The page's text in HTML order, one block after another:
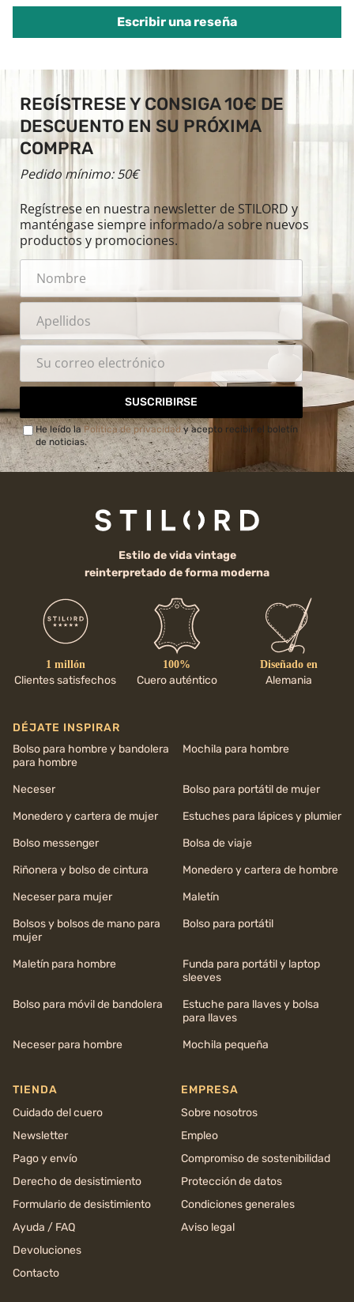
Escribir una reseña
REGÍSTRESE Y CONSIGA 10€ DE
DESCUENTO EN SU PRÓXIMA
COMPRA
Pedido mínimo: 50€
Regístrese en nuestra newsletter de STILORD y
manténgase siempre informado/a sobre nuevos
productos y promociones.
SUSCRIBIRSE
He leído laPolítica de privacidady acepto recibir el boletín
de noticias.
Estilo de vida vintage
reinterpretado de forma moderna
1 millón
Clientes satisfechos
100%
Cuero auténtico
Diseñado en
Alemania
DÉJATE INSPIRAR
Bolso para hombre y bandolera
para hombre
Mochila para hombre
Neceser
Bolso para portátil de mujer
Monedero y cartera de mujer
Estuches para lápices y plumier
Bolso messenger
Bolsa de viaje
Riñonera y bolso de cintura
Monedero y cartera de hombre
Neceser para mujer
Maletín
Bolsos y bolsos de mano para
mujer
Bolso para portátil
Maletín para hombre
Funda para portátil y laptop
sleeves
Bolso para móvil de bandolera
Estuche para llaves y bolsa
para llaves
Neceser para hombre
Mochila pequeña
TIENDA
Cuidado del cuero
Newsletter
Pago y envío
Derecho de desistimiento
Formulario de desistimiento
Ayuda / FAQ
Devoluciones
Contacto
EMPRESA
Sobre nosotros
Empleo
Compromiso de sostenibilidad
Protección de datos
Condiciones generales
Aviso legal